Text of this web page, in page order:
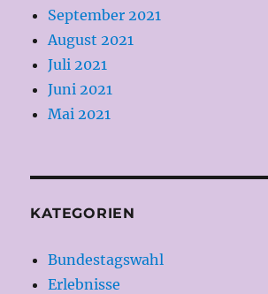
September 2021
August 2021
Juli 2021
Juni 2021
Mai 2021
KATEGORIEN
Bundestagswahl
Erlebnisse